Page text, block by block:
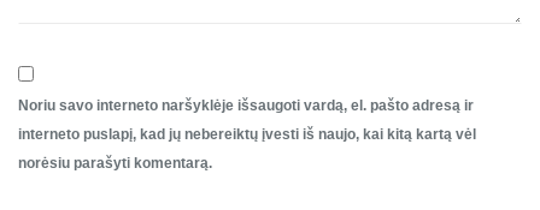
Noriu savo interneto naršyklėje išsaugoti vardą, el. pašto adresą ir
interneto puslapį, kad jų nebereiktų įvesti iš naujo, kai kitą kartą vėl
norėsiu parašyti komentarą.